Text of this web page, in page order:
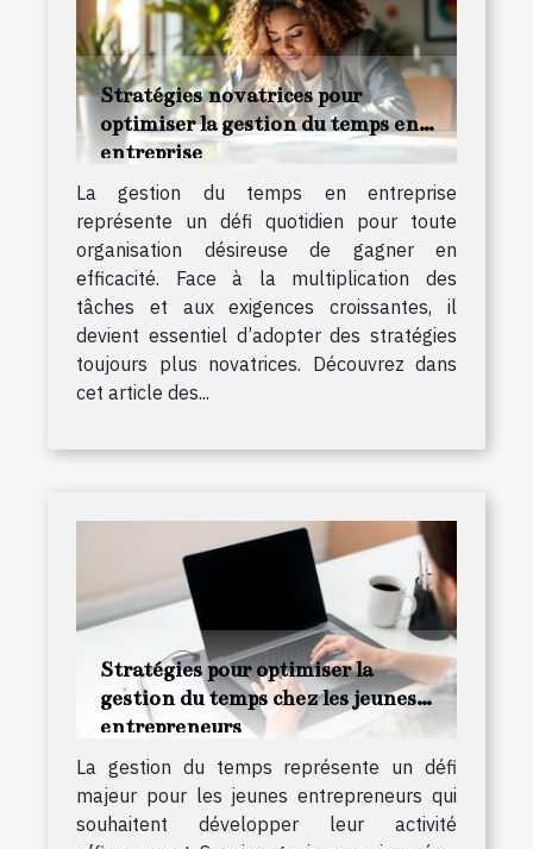
Stratégies novatrices pour
optimiser la gestion du temps en
entreprise
La gestion du temps en entreprise
représente un défi quotidien pour toute
organisation désireuse de gagner en
efficacité. Face à la multiplication des
tâches et aux exigences croissantes, il
devient essentiel d’adopter des stratégies
toujours plus novatrices. Découvrez dans
cet article des...
Stratégies pour optimiser la
gestion du temps chez les jeunes
entrepreneurs
La gestion du temps représente un défi
majeur pour les jeunes entrepreneurs qui
souhaitent développer leur activité